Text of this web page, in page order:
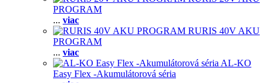
PROGRAM
... viac
RURIS 40V AKU
PROGRAM
... viac
AL-KO
Easy Flex -Akumulátorová séria